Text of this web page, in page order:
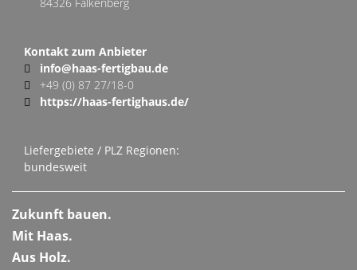
Kontakt zum Anbieter
info@haas-fertigbau.de
+49 (0) 87 27/18-0
https://haas-fertighaus.de/
Liefergebiete / PLZ Regionen:
bundesweit
Zukunft bauen.
Mit Haas.
Aus Holz.